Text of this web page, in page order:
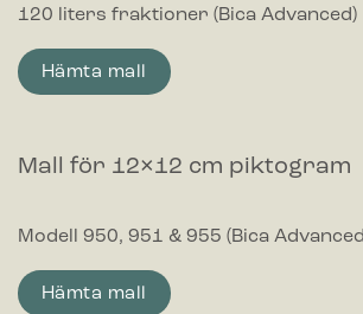
120 liters fraktioner (Bica Advanced)
Hämta mall
Mall för 12×12 cm piktogram
Modell 950, 951 & 955 (Bica
Hämta mall